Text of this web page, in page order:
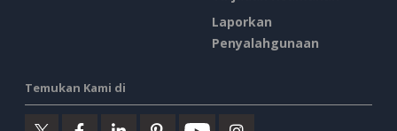
Laporkan
Penyalahgunaan
Temukan Kami di